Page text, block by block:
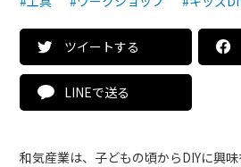
ツイートする
LINEで送る
和気産業は、子どもの頃からDIYに興